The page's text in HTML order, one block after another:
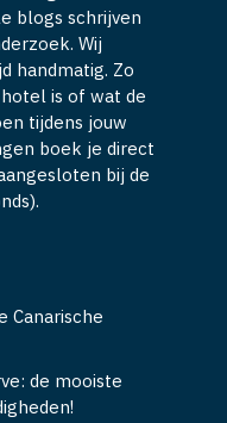
blogs schrijven
Wij
handmatig. Zo
is of wat de
tijdens jouw
boek je direct
bij de
Canarische
de mooiste